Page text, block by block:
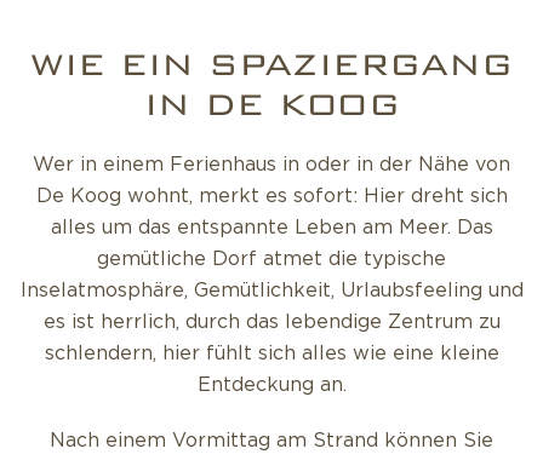
WIE EIN SPAZIERGANG
IN DE KOOG
Wer in einem Ferienhaus in oder in der Nähe von
De Koog wohnt, merkt es sofort: Hier dreht sich
alles um das entspannte Leben am Meer. Das
gemütliche Dorf atmet die typische
Inselatmosphäre, Gemütlichkeit, Urlaubsfeeling und
es ist herrlich, durch das lebendige Zentrum zu
schlendern, hier fühlt sich alles wie eine kleine
Entdeckung an.
Nach einem Vormittag am Strand können Sie